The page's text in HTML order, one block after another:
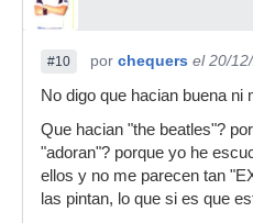
#10 por chequers el 20/
No digo que hacian buena ni
Que hacian "the beatles"?
"adoran"? porque yo he
ellos y no me parecen tan
las pintan, lo que si es que